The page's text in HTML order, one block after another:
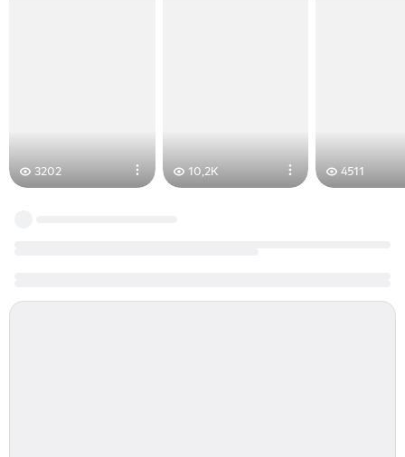
3202 10,2K 4511